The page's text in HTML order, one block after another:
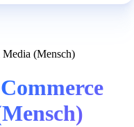
Media (Mensch)